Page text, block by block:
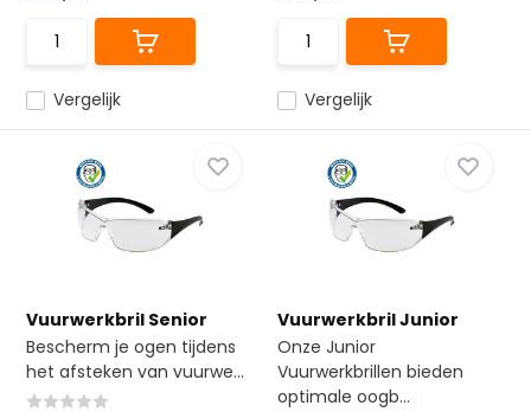
Vergelijk Vergelijk
Vuurwerkbril Senior
Bescherm je ogen tijdens
het afsteken van vuurwe...
Vuurwerkbril Junior
Onze Junior
Vuurwerkbrillen bieden
optimale oogb...